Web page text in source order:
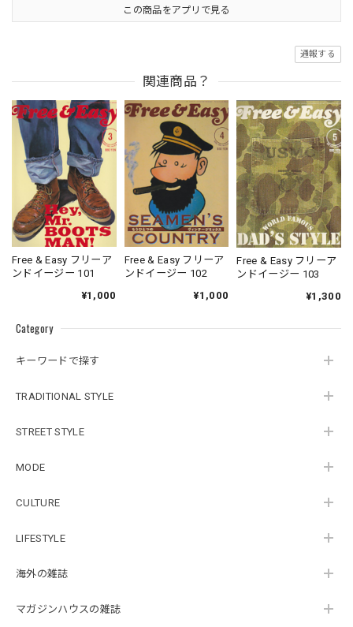
Category
キーワードで探す
TRADITIONAL STYLE
STREET STYLE
MODE
CULTURE
LIFESTYLE
海外の雑誌
マガジンハウスの雑誌
この商品をアプリで見る
通報する
関連商品？
Free & Easy フリーア
ンドイージー 101
¥1,000
Free & Easy フリーア
ンドイージー 102
¥1,000
Free & Easy フリーア
ンドイージー 103
¥1,300